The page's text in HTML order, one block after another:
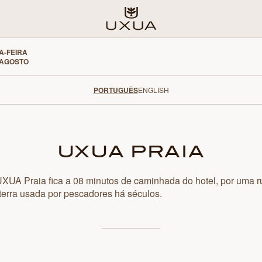
uxua praia
uxua vida wellness
fitness
FEIRA
PORTUGUÊSENGLISH
UXUA PRAIA
Praia fica a 08 minutos de caminhada do hotel, por uma
usada por pescadores há séculos.